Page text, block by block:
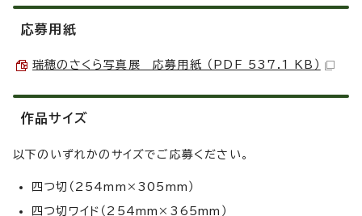
応募用紙
瑞穂のさくら写真展 応募用紙 （PDF 537.1 KB）
作品サイズ
以下のいずれかのサイズでご応募ください。
四つ切（254mm×305mm）
四つ切ワイド（254mm×365mm）